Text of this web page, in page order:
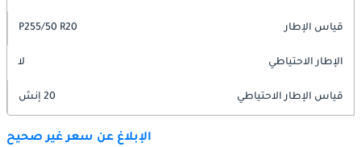
قياس الإطار P255/50 R20
الإطار الاحتياطي لا
قياس الإطار الاحتياطي 20 إنش
الإبلاغ عن سعر غير صحيح